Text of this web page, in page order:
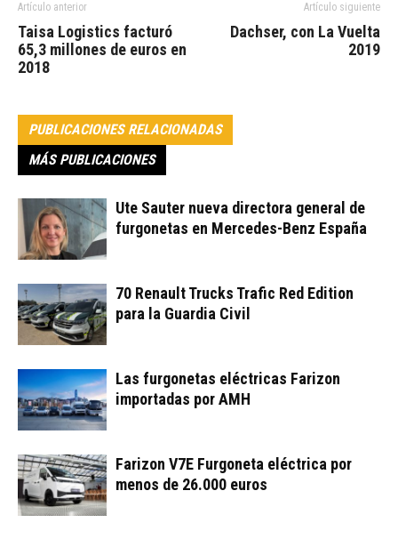
Artículo anterior
Taisa Logistics facturó
65,3 millones de euros en
2018
Artículo siguiente
Dachser, con La Vuelta
2019
PUBLICACIONES RELACIONADAS
MÁS PUBLICACIONES
Ute Sauter nueva directora general de
furgonetas en Mercedes-Benz España
70 Renault Trucks Trafic Red Edition
para la Guardia Civil
Las furgonetas eléctricas Farizon
importadas por AMH
Farizon V7E Furgoneta eléctrica por
menos de 26.000 euros